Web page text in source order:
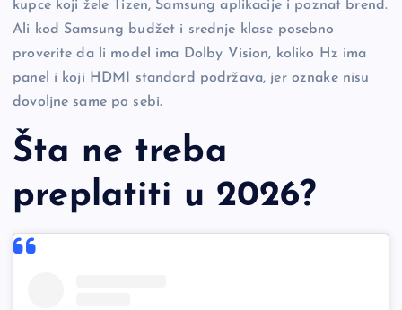
kupce koji žele Tizen, Samsung aplikacije i poznat brend.
Ali kod Samsung budžet i srednje klase posebno
proverite da li model ima Dolby Vision, koliko Hz ima
panel i koji HDMI standard podržava, jer oznake nisu
dovoljne same po sebi.
Šta ne treba
preplatiti u 2026?